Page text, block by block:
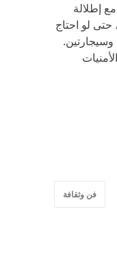
إطلالة
حتى لو احتاج
وسيجارتين.
فن وثقافة